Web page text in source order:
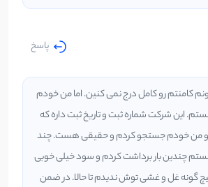
پاسخ
کامنتم رو کامل درج نمی کنین. اما من خودم
این شرکت شماره ثبت و تاریخ ثبت داره که
من خودم جستجو کردم و حقیقی هست. چند
چندین بار برداشت کردم و سود خیلی خوبی
گونه غل و غشی توش ندیدم تا حالا. در ضمن